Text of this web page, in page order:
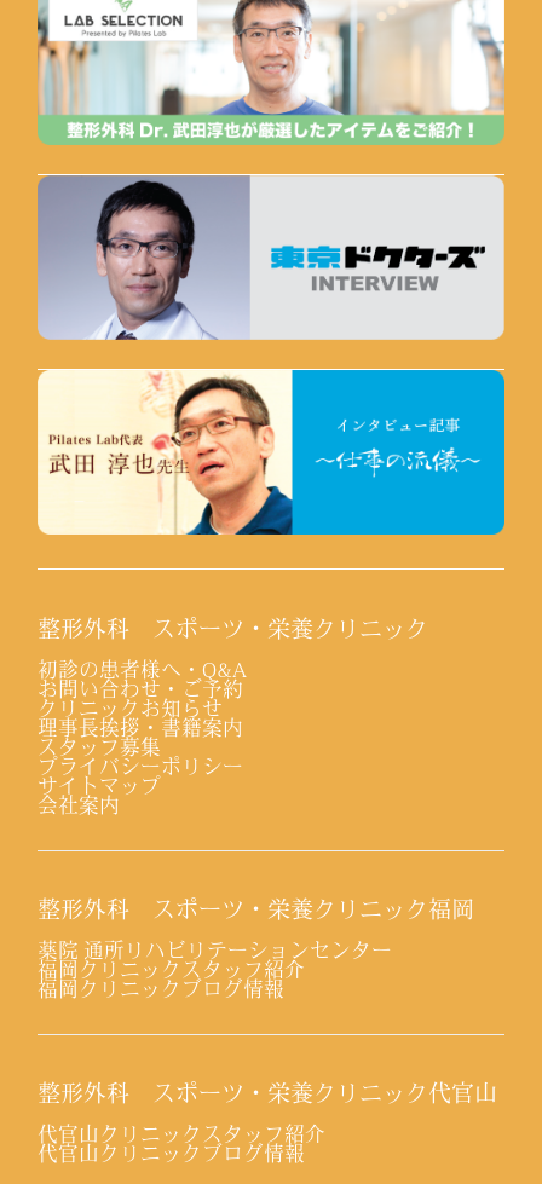
整形外科 スポーツ・栄養クリニック
初診の患者様へ・Q&A
お問い合わせ・ご予約
クリニックお知らせ
理事長挨拶・書籍案内
スタッフ募集
プライバシーポリシー
サイトマップ
会社案内
整形外科 スポーツ・栄養クリニック福岡
薬院 通所リハビリテーションセンター
福岡クリニックスタッフ紹介
福岡クリニックブログ情報
整形外科 スポーツ・栄養クリニック代官山
代官山クリニックスタッフ紹介
代官山クリニックブログ情報